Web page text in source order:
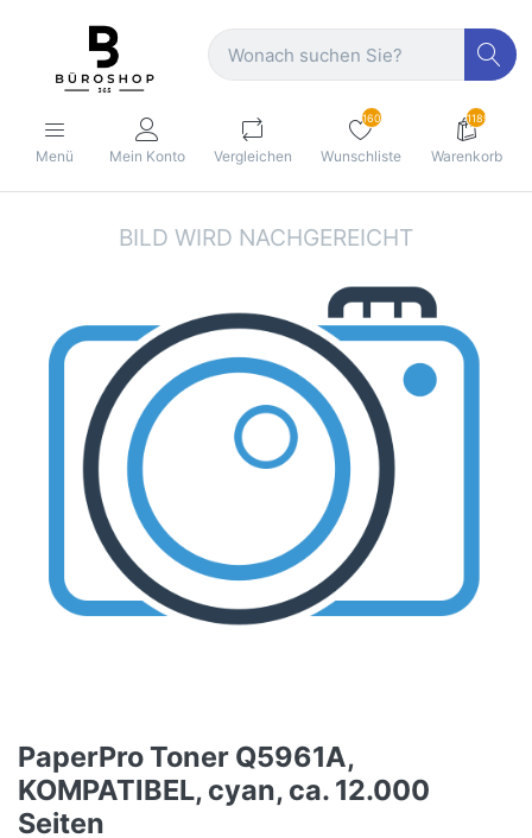
Menü Mein Konto Vergleichen
160
Wunschliste
1189
Warenkorb
PaperPro Toner Q5961A,
KOMPATIBEL, cyan, ca. 12.000
Seiten